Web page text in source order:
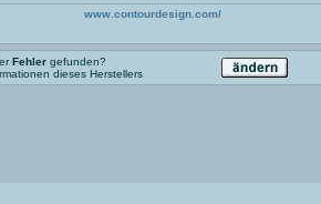
www.contourdesign.com/
Fehler gefunden?
dieses Herstellers